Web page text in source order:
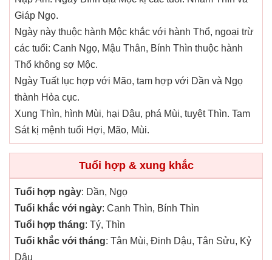
Giáp Ngọ.
Ngày này thuộc hành Mộc khắc với hành Thổ, ngoại trừ
các tuổi: Canh Ngọ, Mậu Thân, Bính Thìn thuộc hành
Thổ không sợ Mộc.
Ngày Tuất lục hợp với Mão, tam hợp với Dần và Ngọ
thành Hỏa cục.
Xung Thìn, hình Mùi, hại Dậu, phá Mùi, tuyệt Thìn. Tam
Sát kị mệnh tuổi Hợi, Mão, Mùi.
Tuổi hợp & xung khắc
Tuổi hợp ngày: Dần, Ngọ
Tuổi khắc với ngày: Canh Thìn, Bính Thìn
Tuổi hợp tháng: Tý, Thìn
Tuổi khắc với tháng: Tân Mùi, Đinh Dậu, Tân Sửu, Kỷ
Dậu